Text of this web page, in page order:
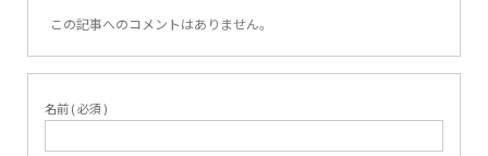
この記事へのコメントはありません。
名前 ( 必須 )